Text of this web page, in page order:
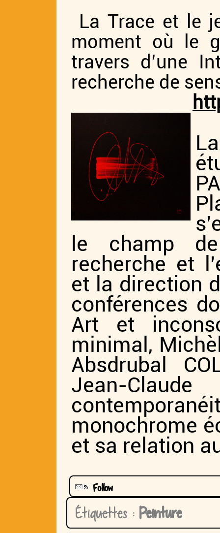
La Trace et le
moment où le
travers d’une
recherche de
le champ
recherche et
et la direction
conférences
Art et
minimal,
Absdrubal
Jean-
monochrome
et sa relation
Follow
Étiquettes : Peinture